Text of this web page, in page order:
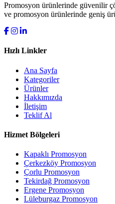
Promosyon ürünlerinde güvenilir
ve promosyon ürünlerinde geniş
Hızlı Linkler
Ana Sayfa
Kategoriler
Ürünler
Hakkımızda
İletişim
Teklif Al
Hizmet Bölgeleri
Kapaklı Promosyon
Çerkezköy Promosyon
Çorlu Promosyon
Tekirdağ Promosyon
Ergene Promosyon
Lüleburgaz Promosyon